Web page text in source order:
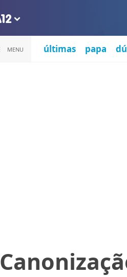
MENU últimas papa